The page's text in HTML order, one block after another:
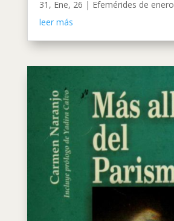
31, Ene, 26 | Efemérides de enero
leer más